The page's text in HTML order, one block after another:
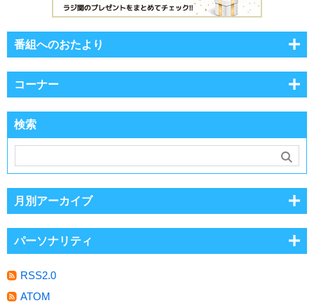
番組へのおたより
コーナー
検索
月別アーカイブ
パーソナリティ
RSS2.0
ATOM